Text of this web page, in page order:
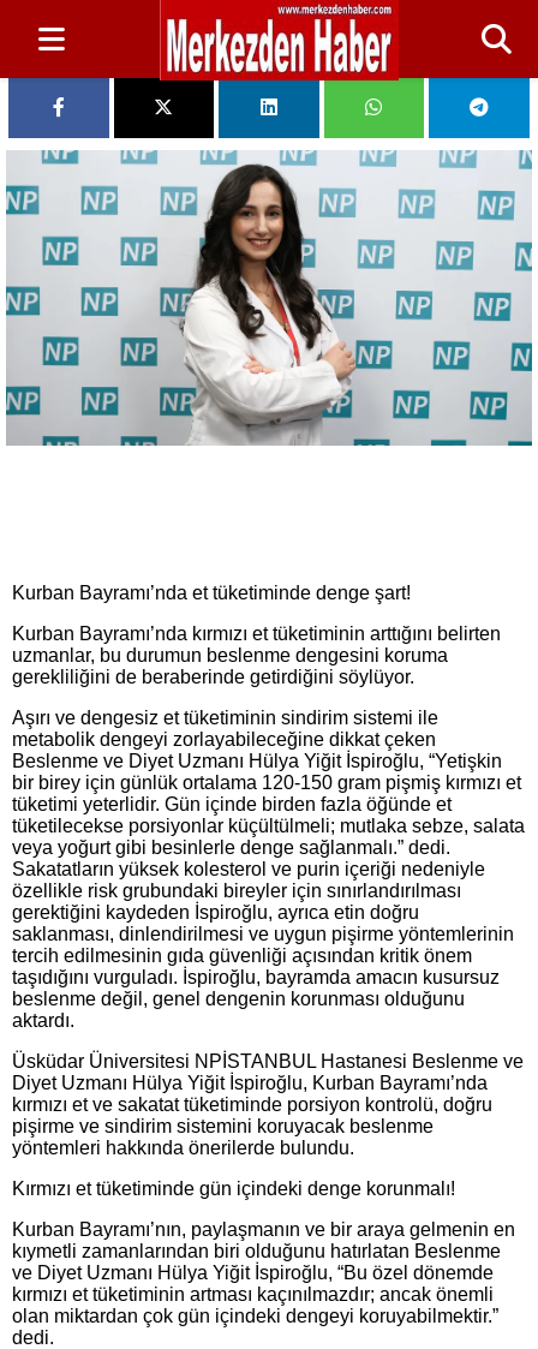
Kurban Bayramı’nda et tüketiminde denge şart!
Kurban Bayramı’nda kırmızı et tüketiminin arttığını belirten
uzmanlar, bu durumun beslenme dengesini koruma
gerekliliğini de beraberinde getirdiğini söylüyor.
Aşırı ve dengesiz et tüketiminin sindirim sistemi ile
metabolik dengeyi zorlayabileceğine dikkat çeken
Beslenme ve Diyet Uzmanı Hülya Yiğit İspiroğlu, “Yetişkin
bir birey için günlük ortalama 120-150 gram pişmiş kırmızı et
tüketimi yeterlidir. Gün içinde birden fazla öğünde et
tüketilecekse porsiyonlar küçültülmeli; mutlaka sebze, salata
veya yoğurt gibi besinlerle denge sağlanmalı.” dedi.
Sakatatların yüksek kolesterol ve purin içeriği nedeniyle
özellikle risk grubundaki bireyler için sınırlandırılması
gerektiğini kaydeden İspiroğlu, ayrıca etin doğru
saklanması, dinlendirilmesi ve uygun pişirme yöntemlerinin
tercih edilmesinin gıda güvenliği açısından kritik önem
taşıdığını vurguladı. İspiroğlu, bayramda amacın kusursuz
beslenme değil, genel dengenin korunması olduğunu
aktardı.
Üsküdar Üniversitesi NPİSTANBUL Hastanesi Beslenme ve
Diyet Uzmanı Hülya Yiğit İspiroğlu, Kurban Bayramı’nda
kırmızı et ve sakatat tüketiminde porsiyon kontrolü, doğru
pişirme ve sindirim sistemini koruyacak beslenme
yöntemleri hakkında önerilerde bulundu.
Kırmızı et tüketiminde gün içindeki denge korunmalı!
Kurban Bayramı’nın, paylaşmanın ve bir araya gelmenin en
kıymetli zamanlarından biri olduğunu hatırlatan Beslenme
ve Diyet Uzmanı Hülya Yiğit İspiroğlu, “Bu özel dönemde
kırmızı et tüketiminin artması kaçınılmazdır; ancak önemli
olan miktardan çok gün içindeki dengeyi koruyabilmektir.”
dedi.